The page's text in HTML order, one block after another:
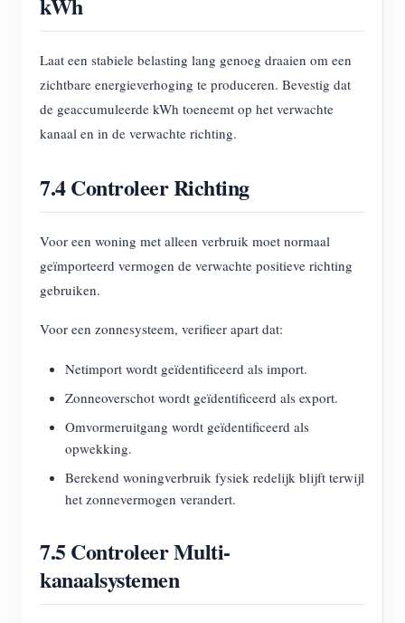
Laat een stabiele belasting lang genoeg draaien om een
zichtbare energieverhoging te produceren. Bevestig dat
de geaccumuleerde kWh toeneemt op het verwachte
kanaal en in de verwachte richting.
7.4 Controleer Richting
Voor een woning met alleen verbruik moet normaal
geïmporteerd vermogen de verwachte positieve richting
gebruiken.
Voor een zonnesysteem, verifieer apart dat:
Netimport wordt geïdentificeerd als import.
Zonneoverschot wordt geïdentificeerd als export.
Omvormeruitgang wordt geïdentificeerd als
opwekking.
Berekend woningverbruik fysiek redelijk blijft terwijl
het zonnevermogen verandert.
7.5 Controleer Multi-
kanaalsystemen